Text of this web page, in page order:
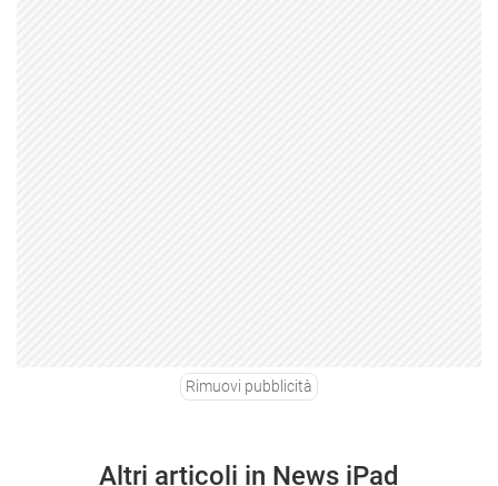
Rimuovi pubblicità
Altri articoli in News iPad